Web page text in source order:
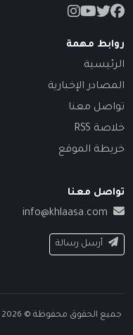
روابط مهمة
الرئيسية
المصادر الإخبارية
تواصل معنا
خلاصة RSS
خريطة الموقع
تواصل معنا
info@khlaasa.com
أرسل رسالة
جميع الحقوق محفوظة © 2026 الخلاصة نت |